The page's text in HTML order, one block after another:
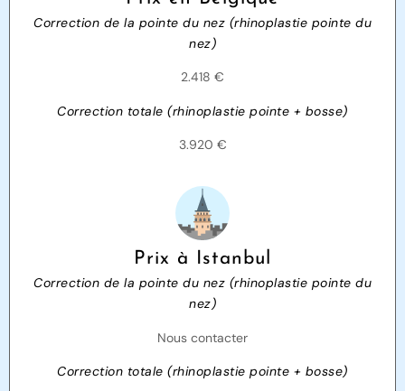
Correction de la pointe du nez (rhinoplastie pointe du
nez)
2.418 €
Correction totale (rhinoplastie pointe + bosse)
3.920 €
Prix à Istanbul
Correction de la pointe du nez (rhinoplastie pointe du
nez)
Nous contacter
Correction totale (rhinoplastie pointe + bosse)